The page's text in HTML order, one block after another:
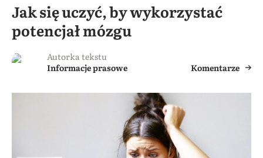
Jak się uczyć, by wykorzystać
potencjał mózgu
Autorka tekstu
Informacje prasowe
Komentarze